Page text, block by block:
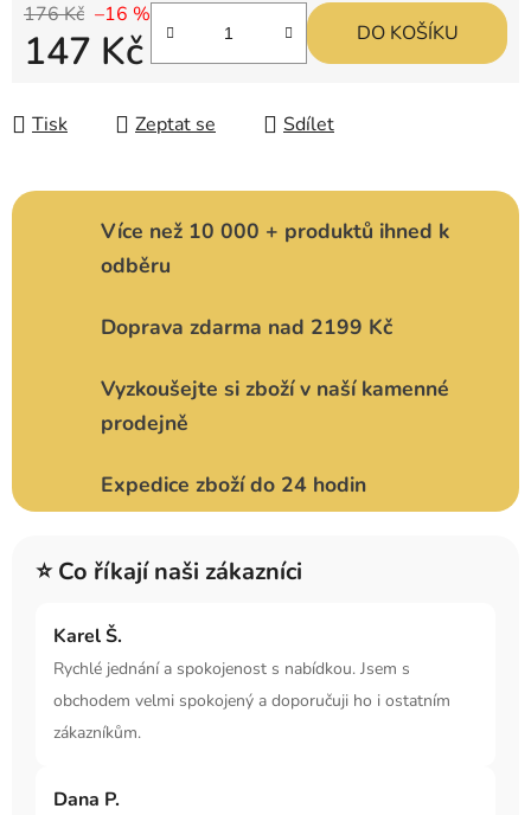
176 Kč –16 %
147 Kč DO KOŠÍKU
Tisk Zeptat se Sdílet
Více než 10 000 + produktů ihned k
odběru
Doprava zdarma nad 2199 Kč
Vyzkoušejte si zboží v naší kamenné
prodejně
Expedice zboží do 24 hodin
⭐ Co říkají naši zákazníci
Karel Š.
Rychlé jednání a spokojenost s nabídkou. Jsem s
obchodem velmi spokojený a doporučuji ho i ostatním
zákazníkům.
Dana P.